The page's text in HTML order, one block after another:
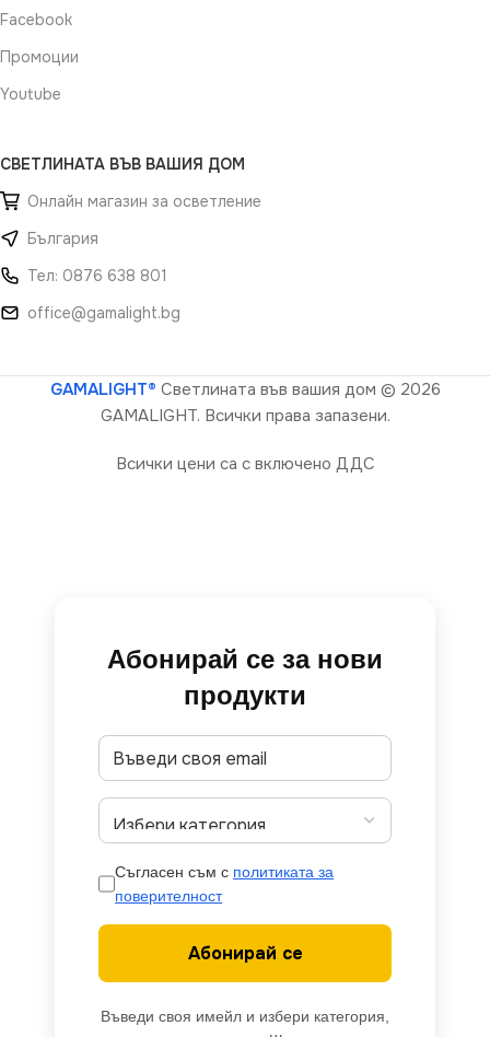
Facebook
Промоции
Youtube
СВЕТЛИНАТА ВЪВ ВАШИЯ ДОМ
Онлайн магазин за осветление
България
Тел: 0876 638 801
office@gamalight.bg
GAMALIGHT® Светлината във вашия дом © 2026
GAMALIGHT. Всички права запазени.
Всички цени са с включено ДДС
Абонирай се за нови
продукти
Съгласен съм с политиката за
поверителност
Абонирай се
Въведи своя имейл и избери категория,